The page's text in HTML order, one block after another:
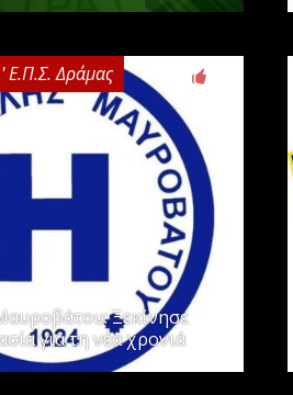
Ε.Π.Σ. Δράμας
Ξεκίνησε
για τη νέα χρονιά